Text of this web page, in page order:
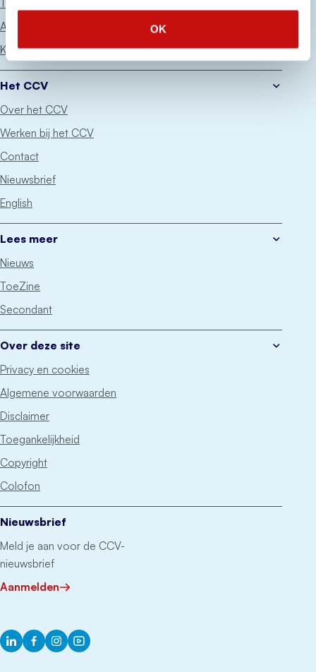
OK
Trainingen
Advies
Keurmerken
Het CCV
Over het CCV
Werken bij het CCV
Contact
Nieuwsbrief
English
Lees meer
Nieuws
ToeZine
Secondant
Over deze site
Privacy en cookies
Algemene voorwaarden
Disclaimer
Toegankelijkheid
Copyright
Colofon
Nieuwsbrief
Meld je aan voor de CCV-
nieuwsbrief
Aanmelden
LinkedInFacebook
InstagramYouTube